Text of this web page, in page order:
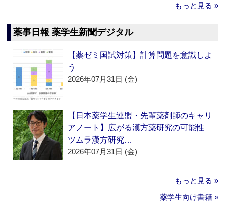
もっと見る »
薬事日報 薬学生新聞デジタル
【薬ゼミ国試対策】計算問題を意識しよ
う
2026年07月31日 (金)
【日本薬学生連盟・先輩薬剤師のキャリ
アノート】広がる漢方薬研究の可能性
ツムラ漢方研究…
2026年07月31日 (金)
もっと見る »
薬学生向け書籍 »